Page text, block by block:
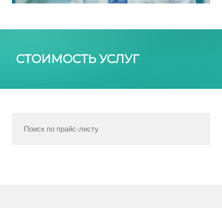
СТОИМОСТЬ УСЛУГ